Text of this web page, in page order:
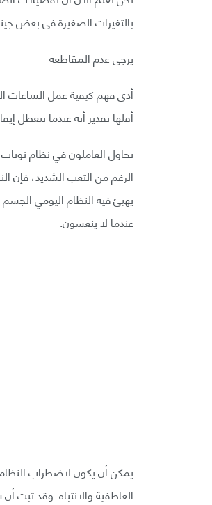
بالتغيرات الصغيرة في بعض
يرجى عدم المقاطعة
أدى فهم كيفية عمل الساعات
أقلها تقدير أنه عندما تتعطل
يحاول العاملون في نظام
الرغم من التعب الشديد، فإن
يهيئ فيه النظام اليومي
عندما لا ينعسون.
يمكن أن يكون لاضطراب
العاطفية والانتباه. وقد ثبت